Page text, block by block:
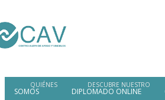
SOMOS DIPLOMADO ONLINE